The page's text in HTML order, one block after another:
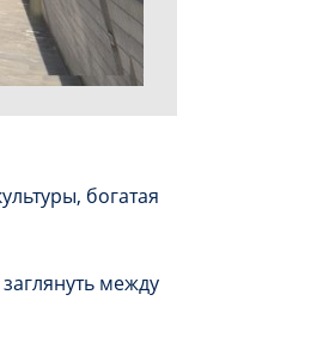
богатая
между